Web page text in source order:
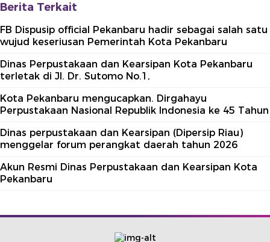
Berita Terkait
FB Dispusip official Pekanbaru hadir sebagai salah satu
wujud keseriusan Pemerintah Kota Pekanbaru
Dinas Perpustakaan dan Kearsipan Kota Pekanbaru
terletak di Jl. Dr. Sutomo No.1,
Kota Pekanbaru mengucapkan. Dirgahayu
Perpustakaan Nasional Republik Indonesia ke 45 Tahun
Dinas perpustakaan dan Kearsipan (Dipersip Riau)
menggelar forum perangkat daerah tahun 2026
Akun Resmi Dinas Perpustakaan dan Kearsipan Kota
Pekanbaru